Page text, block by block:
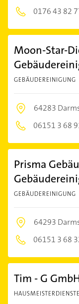
0176 43 82
Moon-Star-
GEBÄUDEREINIGUNG
64283
06151 3 68
Prisma
GEBÄUDEREINIGUNG
64293
06151 3 68
Tim - G
HAUSMEISTERDIENSTE